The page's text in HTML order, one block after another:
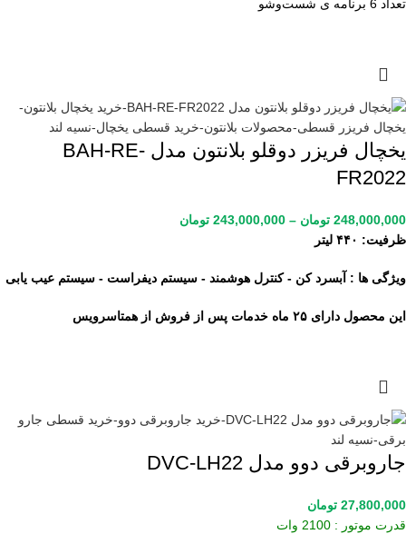
تعداد 6 برنامه ی شست‌وشو
یخچال فریزر دوقلو بلانتون مدل BAH-RE-
FR2022
248,000,000 تومان –
243,000,000 تومان
ظرفیت: ۴۴۰ لیتر
ویژگی ها : آبسرد کن - کنترل هوشمند - سیستم دیفراست - سیستم عیب یابی
این محصول دارای ۲۵ ماه خدمات پس از فروش از همتاسرویس
جاروبرقی دوو مدل DVC-LH22
27,800,000 تومان
قدرت موتور : 2100 وات